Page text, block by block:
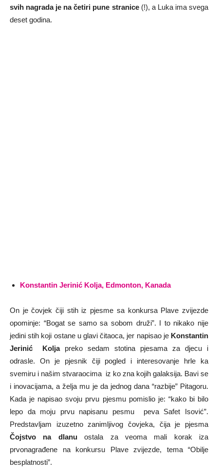
svih nagrada je na četiri pune stranice(!), a Luka ima svega
deset godina.
Konstantin Jerinić Kolja, Edmonton, Kanada
On je čovjek čiji stih iz pjesme sa konkursa Plave zvijezde
opominje: “Bogat se samo sa sobom druži”. I to nikako nije
jedini stih koji ostane u glavi čitaoca, jer napisao je Konstantin
Jerinić Koljapreko sedam stotina pjesama za djecu i
odrasle. On je pjesnik čiji pogled i interesovanje hrle ka
svemiru i našim stvaraocima iz ko zna kojih galaksija. Bavi se
i inovacijama, a želja mu je da jednog dana “razbije” Pitagoru.
Kada je napisao svoju prvu pjesmu pomislio je: “kako bi bilo
lepo da moju prvu napisanu pesmu peva Safet Isović”.
Predstavljam izuzetno zanimljivog čovjeka, čija je pjesma
Čojstvo na dlanuostala za veoma mali korak iza
prvonagrađene na konkursu Plave zvijezde, tema “Obilje
besplatnosti”.